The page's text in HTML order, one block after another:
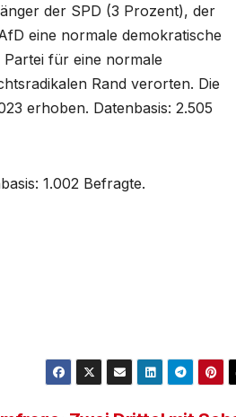
der SPD (3 Prozent), der
eine normale demokratische
für eine normale
Rand verorten. Die
erhoben. Datenbasis: 2.505
1.002 Befragte.